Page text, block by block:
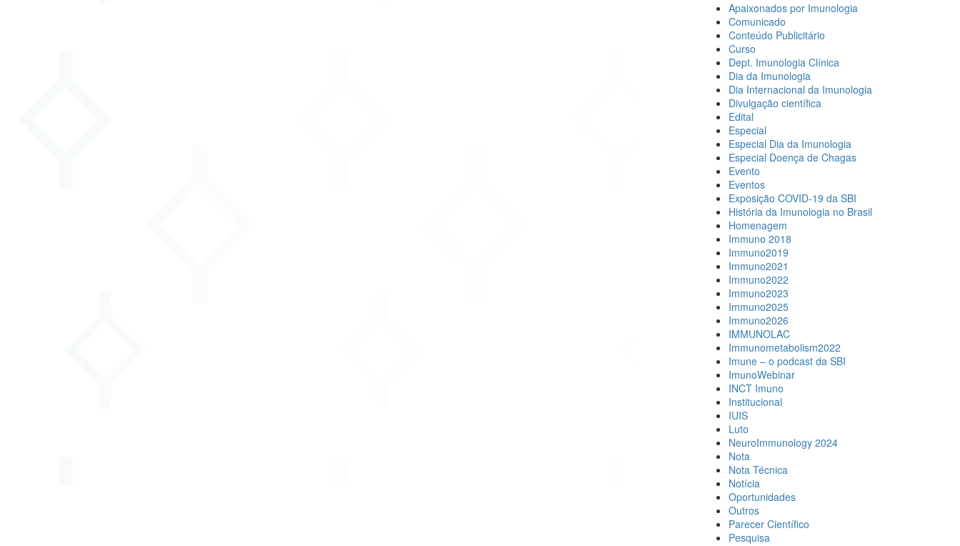
Apaixonados por Imunologia
Comunicado
Conteúdo Publicitário
Curso
Dept. Imunologia Clínica
Dia da Imunologia
Dia Internacional da Imunologia
Divulgação científica
Edital
Especial
Especial Dia da Imunologia
Especial Doença de Chagas
Evento
Eventos
Exposição COVID-19 da SBI
História da Imunologia no Brasil
Homenagem
Immuno 2018
Immuno2019
Immuno2021
Immuno2022
Immuno2023
Immuno2025
Immuno2026
IMMUNOLAC
Immunometabolism2022
Imune – o podcast da SBI
ImunoWebinar
INCT Imuno
Institucional
IUIS
Luto
NeuroImmunology 2024
Nota
Nota Técnica
Notícia
Oportunidades
Outros
Parecer Científico
Pesquisa